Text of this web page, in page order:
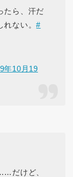
たら、汗だ
れない。#
年10月19
だけど、